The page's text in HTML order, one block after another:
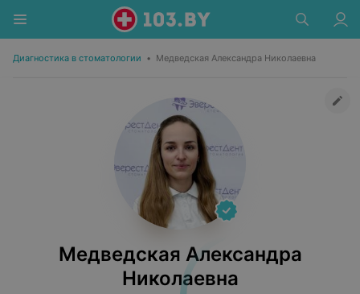
Диагностика в стоматологии • Медведская Александра Николаевна
Медведская Александра
Николаевна